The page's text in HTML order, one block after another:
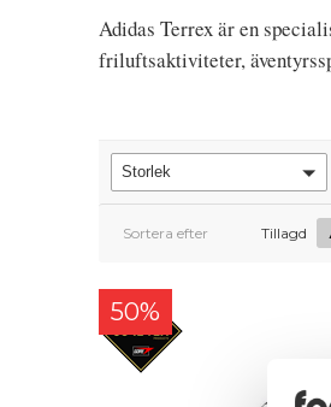
Adidas Terrex är en
friluftsaktiviteter,
Storlek
Sortera efter Tillagd
50%